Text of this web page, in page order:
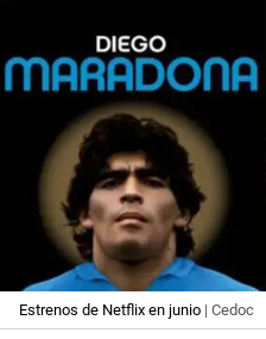
Estrenos de Netflix en junio | Cedoc